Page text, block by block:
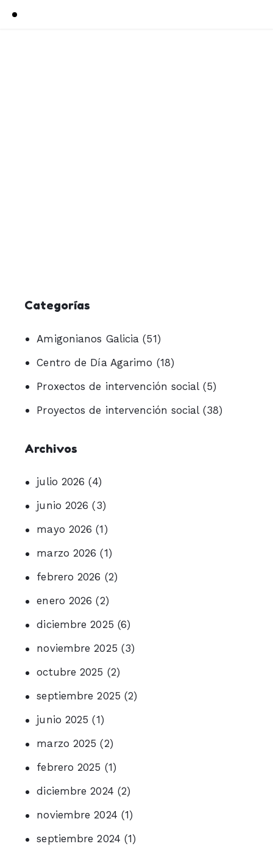
Categorías
Amigonianos Galicia (51)
Centro de Día Agarimo (18)
Proxectos de intervención social(5)
Proyectos de intervención social(38)
Archivos
julio 2026 (4)
junio 2026 (3)
mayo 2026 (1)
marzo 2026 (1)
febrero 2026 (2)
enero 2026 (2)
diciembre 2025 (6)
noviembre 2025 (3)
octubre 2025 (2)
septiembre 2025 (2)
junio 2025 (1)
marzo 2025 (2)
febrero 2025 (1)
diciembre 2024 (2)
noviembre 2024 (1)
septiembre 2024 (1)